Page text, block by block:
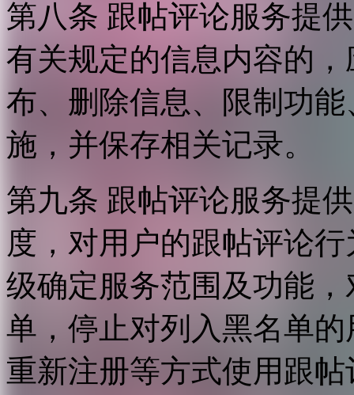
第八条 跟帖评论服务提
有关规定的信息内容的
布、删除信息、限制功
施，并保存相关记录。
第九条 跟帖评论服务提
度，对用户的跟帖评论
级确定服务范围及功能
单，停止对列入黑名单
重新注册等方式使用跟